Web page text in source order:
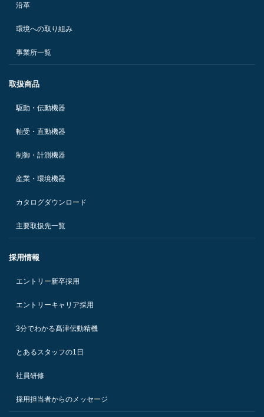
沿革
環境への取り組み
事業所一覧
取扱商品
駆動・伝動機器
軸受・直動機器
制御・計測機器
産業・環境機器
カタログダウンロード
主要取扱先一覧
採用情報
エントリー新卒採用
エントリーキャリア採用
3分でわかる髙津伝動精機
とあるスタッフの1日
社員研修
採用担当者からのメッセージ